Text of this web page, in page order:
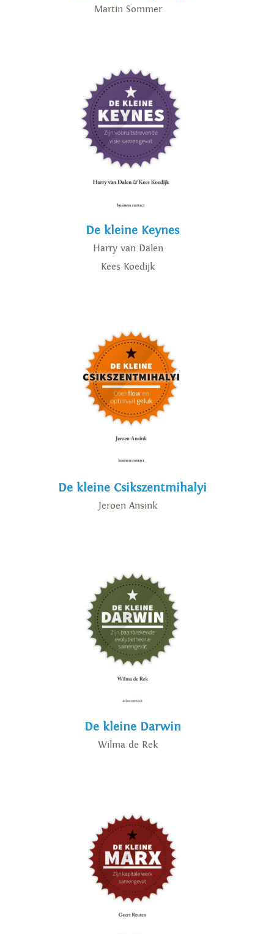
Martin Sommer
De kleine Keynes
Harry van Dalen
Kees Koedijk
De kleine Csikszentmihalyi
Jeroen Ansink
De kleine Darwin
Wilma de Rek